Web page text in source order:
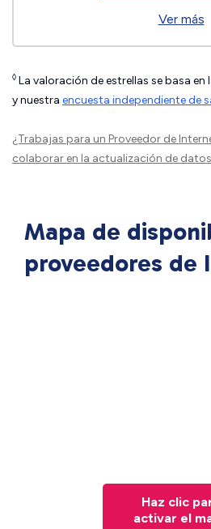
Ver más
◊ La valoración de estrellas se basa en
y nuestra encuesta independiente de
¿Trabajas para un Proveedor de
colaborar en la actualización de
Mapa de
proveedores de
Haz clic
activar el